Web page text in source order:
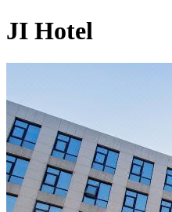
JI Hotel